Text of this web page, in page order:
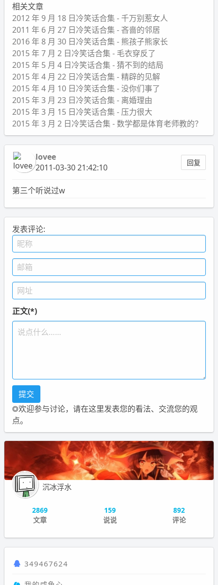
相关文章
2012 年 9 月 18 日冷笑话合集 - 千万别惹女人
2011 年 6 月 27 日冷笑话合集 - 吝啬的邻居
2016 年 8 月 30 日冷笑话合集 - 熊孩子熊家长
2015 年 7 月 2 日冷笑话合集 - 毛衣穿反了
2015 年 5 月 4 日冷笑话合集 - 猜不到的结局
2015 年 4 月 22 日冷笑话合集 - 精辟的见解
2015 年 4 月 10 日冷笑话合集 - 没你们事了
2015 年 3 月 23 日冷笑话合集 - 离婚理由
2015 年 3 月 15 日冷笑话合集 - 压力很大
2015 年 3 月 2 日冷笑话合集 - 数学都是体育老师教的？
lovee
2011-03-30 21:42:10
回复
第三个听说过w
发表评论:
正文(*)
◎欢迎参与讨论，请在这里发表您的看法、交流您的观
点。
沉冰浮水
2869
文章
159
说说
892
评论
349467624